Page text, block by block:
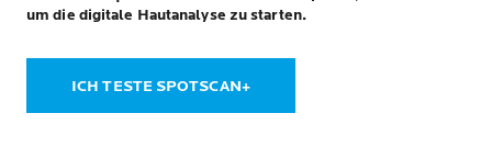
um die digitale Hautanalyse zu starten.
ICH TESTE SPOTSCAN+